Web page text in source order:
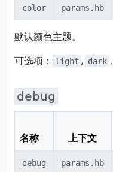
color params.hb
默认颜色主题。
可选项：
light , dark 。
debug
名称 上下文
debug params.hb